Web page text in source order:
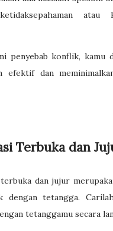
atau
penyebab konflik, kamu
efektif dan
Terbuka dan
dan jujur
dengan tetangga.
tetanggamu secara